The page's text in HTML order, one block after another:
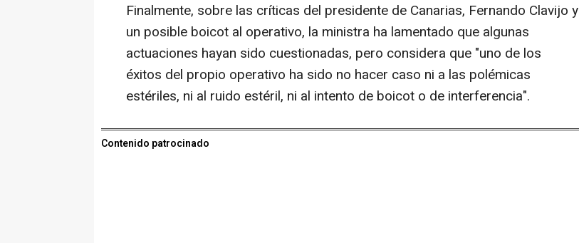
Finalmente, sobre las críticas del presidente de Canarias, Fernando Clavijo y
un posible boicot al operativo, la ministra ha lamentado que algunas
actuaciones hayan sido cuestionadas, pero considera que "uno de los
éxitos del propio operativo ha sido no hacer caso ni a las polémicas
estériles, ni al ruido estéril, ni al intento de boicot o de interferencia".
Contenido patrocinado